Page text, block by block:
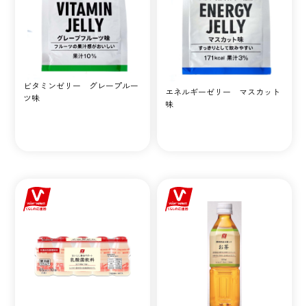
ビタミンゼリー グレープルー
ツ味
エネルギーゼリー マスカット
味